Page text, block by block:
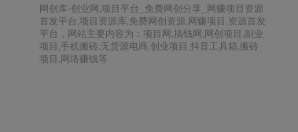
网创库-创业网,项目平台_免费网创分享_网赚项目资源
首发平台,项目资源库,免费网创资源,网赚项目,资源首发
平台，网站主要内容为：项目网,搞钱网,网创项目,副业
项目,手机搬砖,无货源电商,创业项目,抖音工具箱,搬砖
项目,网络赚钱等